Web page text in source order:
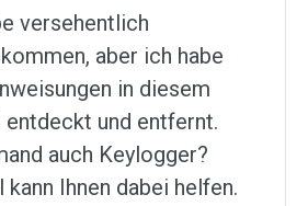
versehentlich
aber ich habe
in diesem
und entfernt.
auch Keylogger?
Ihnen dabei helfen.